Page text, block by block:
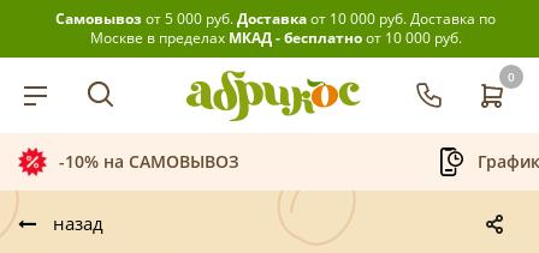
Самовывозот 5 000 руб.Доставкаот 10 000 руб.Доставка по
Москве в пределах МКАД - бесплатноот 10 000 руб.
0
-10% на САМОВЫВОЗ
назад